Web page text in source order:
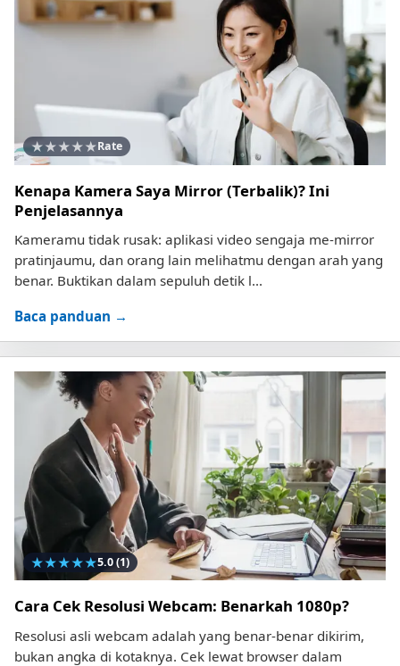
★★★★★Rate
Kenapa Kamera Saya Mirror (Terbalik)? Ini
Penjelasannya
Kameramu tidak rusak: aplikasi video sengaja me-mirror
pratinjaumu, dan orang lain melihatmu dengan arah yang
benar. Buktikan dalam sepuluh detik l...
Baca panduan →
★★★★★5.0(1)
Cara Cek Resolusi Webcam: Benarkah 1080p?
Resolusi asli webcam adalah yang benar-benar dikirim,
bukan angka di kotaknya. Cek lewat browser dalam